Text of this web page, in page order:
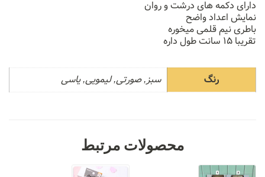
دارای دکمه های درشت و روان
نمایش اعداد واضح
باطری نیم قلمی میخوره
تقریبا ۱۵ سانت طول داره
رنگ سبز, صورتی, لیمویی, یاسی
محصولات مرتبط